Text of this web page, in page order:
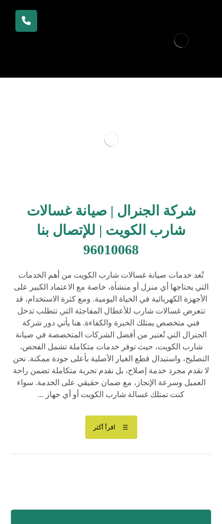
شركة الجنرال | صيانة غسالات
شارب الكويت | للإتصال بنا
96010068
تُعد خدمات صيانة غسالات شارب الكويت من أهم الخدمات
التي يحتاجها أي منزل أو منشأة، خاصة مع الاعتماد الكبير على
الأجهزة الكهربائية في الحياة اليومية. ومع كثرة الاستخدام، قد
تتعرض غسالات شارب للأعطال المفاجئة التي تتطلب تدخل
فني متخصص يمتلك الخبرة والكفاءة. هنا يأتي دور شركة
الجنرال التي تُعتبر من أفضل الشركات المتخصصة في صيانة
شارب الكويت، حيث توفر خدمات متكاملة تشمل الفحص،
التصليح، واستبدال قطع الغيار الأصلية بأعلى جودة ممكنة. نحن
لا نقدم مجرد خدمة إصلاح، بل نقدم تجربة متكاملة تضمن راحة
العميل وسرعة الإنجاز، مع ضمان حقيقي على الخدمة. سواء
كنت تمتلك غسالة شارب الكويت أو أي جهاز ...
اقرأ أكثر